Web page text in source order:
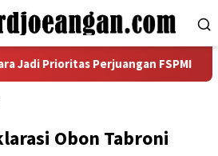
Prioritas Perjuangan FSPMI
Obon Tabroni